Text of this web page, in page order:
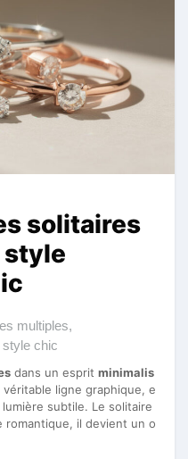
solitaires
multiples,
style chic
dans un esprit minimalis
ligne graphique, e
subtile. Le solitaire
romantique, il devient un o